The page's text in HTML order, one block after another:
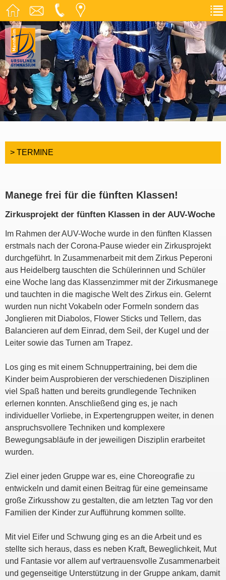
> TERMINE
Manege frei für die fünften Klassen!
Zirkusprojekt der fünften Klassen in der AUV-Woche
Im Rahmen der AUV-Woche wurde in den fünften Klassen
erstmals nach der Corona-Pause wieder ein Zirkusprojekt
durchgeführt. In Zusammenarbeit mit dem Zirkus Peperoni
aus Heidelberg tauschten die Schülerinnen und Schüler
eine Woche lang das Klassenzimmer mit der Zirkusmanege
und tauchten in die magische Welt des Zirkus ein. Gelernt
wurden nun nicht Vokabeln oder Formeln sondern das
Jonglieren mit Diabolos, Flower Sticks und Tellern, das
Balancieren auf dem Einrad, dem Seil, der Kugel und der
Leiter sowie das Turnen am Trapez.
Los ging es mit einem Schnuppertraining, bei dem die
Kinder beim Ausprobieren der verschiedenen Disziplinen
viel Spaß hatten und bereits grundlegende Techniken
erlernen konnten. Anschließend ging es, je nach
individueller Vorliebe, in Expertengruppen weiter, in denen
anspruchsvollere Techniken und komplexere
Bewegungsabläufe in der jeweiligen Disziplin erarbeitet
wurden.
Ziel einer jeden Gruppe war es, eine Choreografie zu
entwickeln und damit einen Beitrag für eine gemeinsame
große Zirkusshow zu gestalten, die am letzten Tag vor den
Familien der Kinder zur Aufführung kommen sollte.
Mit viel Eifer und Schwung ging es an die Arbeit und es
stellte sich heraus, dass es neben Kraft, Beweglichkeit, Mut
und Fantasie vor allem auf vertrauensvolle Zusammenarbeit
und gegenseitige Unterstützung in der Gruppe ankam, damit